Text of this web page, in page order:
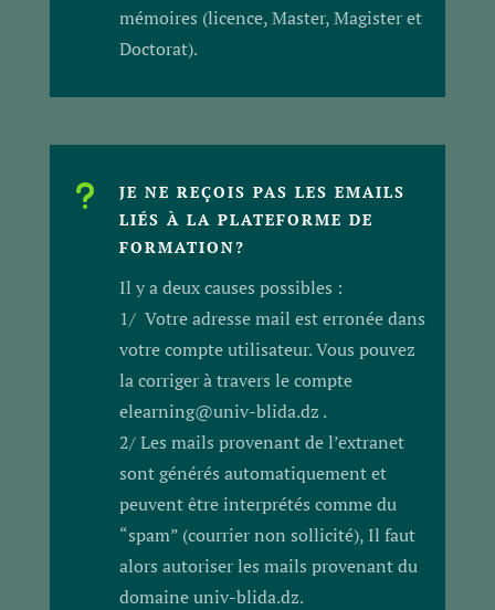
mémoires (licence, Master, Magister et
Doctorat).
u
JE NE REÇOIS PAS LES EMAILS
LIÉS À LA PLATEFORME DE
FORMATION?
Il y a deux causes possibles :
1/ Votre adresse mail est erronée dans
votre compte utilisateur. Vous pouvez
la corriger à travers le compte
elearning@univ-blida.dz .
2/ Les mails provenant de l’extranet
sont générés automatiquement et
peuvent être interprétés comme du
“spam” (courrier non sollicité), Il faut
alors autoriser les mails provenant du
domaine univ-blida.dz.